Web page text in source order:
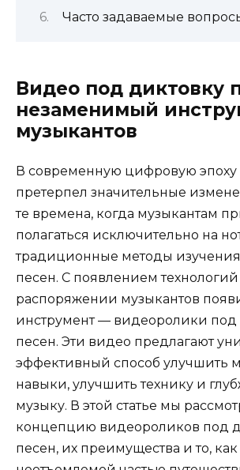
Часто задаваемые
Видео под диктовку
незаменимый
музыкантов
В современную цифровую
претерпел значительные
те времена, когда музыкантам
полагаться исключительно на
традиционные методы изучения
песен. С появлением технологий
распоряжении музыкантов
инструмент — видеоролики под
песен. Эти видео предлагают
эффективный способ улучшить
навыки, улучшить технику и
музыку. В этой статье мы
концепцию видеороликов под
песен, их преимущества и то,